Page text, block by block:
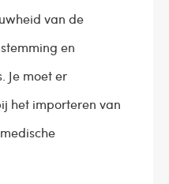
van de
en
Je moet er
het importeren van